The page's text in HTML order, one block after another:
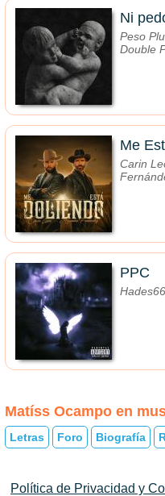
Ni
Peso
Double
Me
Carin
PPC
Matíss Ocampo en
Letras Foro Biografía
Política de Privacidad y